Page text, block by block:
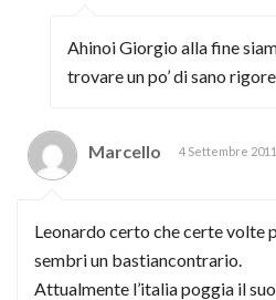
Ahinoi Giorgio alla fine
trovare un po’ di sano
Marcello 4 Settembre 2011
Leonardo certo che certe volte
sembri un bastiancontrario.
Attualmente l’italia poggia il